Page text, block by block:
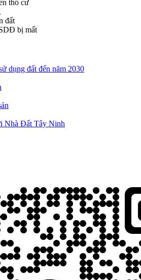
thổ cư
đất
bị mất
dụng đất đến năm 2030
Nhà Đất Tây Ninh